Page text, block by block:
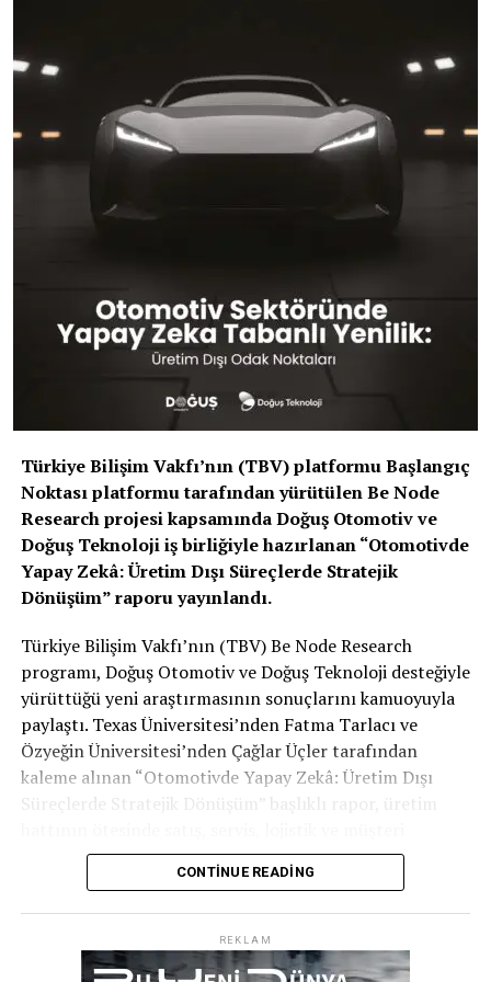
Otomobil tarihine yön veren birçok donanım (hava
yastığı, ABS, sesli komut) gibi ısıtmalı emniyet kemeri de
ilk olarak “en üst segment” olan S-Class ile yollara
çıkıyor. Ancak mobilite trendleri, bu tarz konfor odaklı
çözümlerin çok kısa süredeC-SUVve hatta B segmenti
bu hamlesi, otonom sürüşe
yaklaştığımız bu dönemde
“araç içini bir yaşam alanı”
olarak kurgulama
stratejisinin en taze
halkası.
Teknik Detaylar
Isınma Süresi:Sistem, aktif edildikten sonra
yaklaşık 2 dakika içinde ideal sıcaklığa ulaşıyor.
Kontrol:MBUX (Mercedes-Benz User
Experience) üzerinden koltuk ısıtmasıyla
senkronize veya bağımsız olarak ayarlanabiliyor.
Dayanıklılık:Isıtma telleri, kemerin esnekliğini
ve kaza anındaki mukavemetini etkilemeyecek
Sizce ısıtmalı emniyet kemeri bir “lüks aksesuar” mı
yoksa geleceğin standart donanımı mı?
Görüşlerinizi yorumlarda bizimle paylaşın!
Türkiye Bilişim Vakfı’nın (TBV) platformu Başlangıç
Noktası platformu tarafından yürütülen Be Node
Research projesi kapsamında Doğuş Otomotiv ve
Doğuş Teknoloji iş birliğiyle hazırlanan “Otomotivde
Yapay Zekâ: Üretim Dışı Süreçlerde Stratejik
Dönüşüm” raporu yayınlandı.
Türkiye Bilişim Vakfı’nın (TBV) Be Node Research
programı, Doğuş Otomotiv ve Doğuş Teknoloji desteğiyle
yürüttüğü yeni araştırmasının sonuçlarını kamuoyuyla
paylaştı. Texas Üniversitesi’nden Fatma Tarlacı ve
Özyeğin Üniversitesi’nden Çağlar Üçler tarafından
kaleme alınan “Otomotivde Yapay Zekâ: Üretim Dışı
Süreçlerde Stratejik Dönüşüm” başlıklı rapor, üretim
deneyimi gibi süreçlerde yapay zekânın yarattığı
dönüşümü inceliyor.
Rapor, otomotiv sektöründe yapay zekânın artık
yalnızca bir hız aracı değil, kurumsal kültür ve müşteri
CONTINUE READING
REKLAM